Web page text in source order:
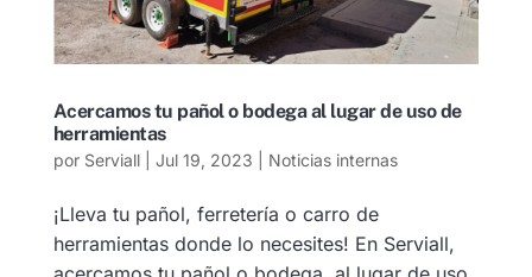
Acercamos tu pañol o bodega al lugar de uso de
herramientas
por Serviall| Jul 19, 2023 Noticias internas
¡Lleva tu pañol, ferretería o carro de
herramientas donde lo necesites! En Serviall,